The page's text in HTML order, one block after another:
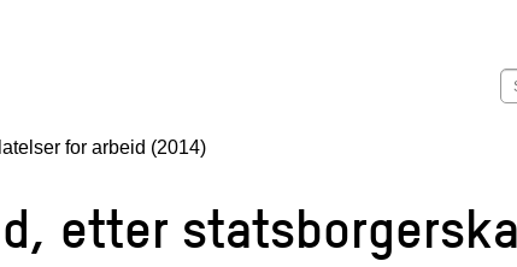
for arbeid (2014)
etter